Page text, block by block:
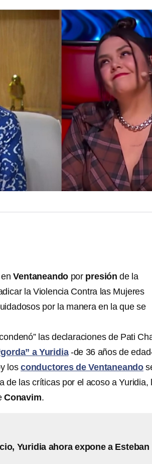
enVentaneando por presiónde la
la Violencia Contra las Mujeres
por la manera en la que se
las declaraciones de Pati
a Yuridia-de 36 años de
losconductores de Ventaneando
de las críticas por el acoso a Yuridia,
Conavim.
Yuridia ahora expone a Esteban